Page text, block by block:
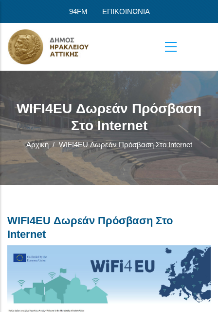
94FM ΕΠΙΚΟΙΝΩΝΙΑ
WIFI4EU Δωρεάν Πρόσβαση
Στο Internet
Αρχική / WIFI4EU Δωρεάν Πρόσβαση Στο Internet
WIFI4EU Δωρεάν Πρόσβαση Στο
Internet